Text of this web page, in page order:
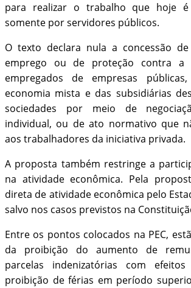
para realizar o trabalho que hoje é
somente por servidores públicos.
O texto declara nula a concessão
emprego ou de proteção contra a
empregados de empresas
economia mista e das subsidiárias
sociedades por meio de
individual, ou de ato normativo que
aos trabalhadores da iniciativa privada.
A proposta também restringe a
na atividade econômica. Pela
direta de atividade econômica pelo
salvo nos casos previstos na
Entre os pontos colocados na PEC,
da proibição do aumento de
parcelas indenizatórias com
proibição de férias em período